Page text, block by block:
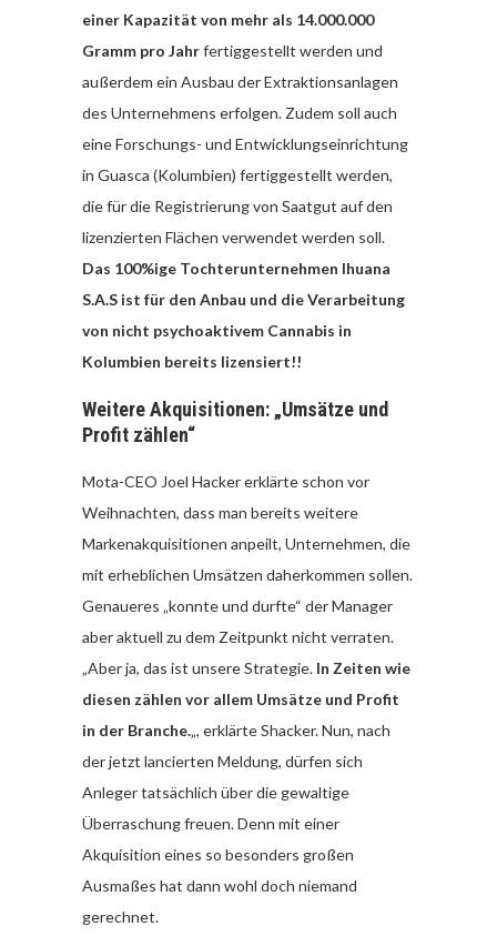
einer Kapazität von mehr als 14.000.000
Gramm pro Jahrfertiggestellt werden und
außerdem ein Ausbau der Extraktionsanlagen
des Unternehmens erfolgen. Zudem soll auch
eine Forschungs- und Entwicklungseinrichtung
in Guasca (Kolumbien) fertiggestellt werden,
die für die Registrierung von Saatgut auf den
lizenzierten Flächen verwendet werden soll.
Das 100%ige Tochterunternehmen Ihuana
S.A.S ist für den Anbau und die Verarbeitung
von nicht psychoaktivem Cannabis in
Kolumbien bereits lizensiert!!
Weitere Akquisitionen: „Umsätze und
Profit zählen“
Mota-CEO Joel Hacker erklärte schon vor
Weihnachten, dass man bereits weitere
Markenakquisitionen anpeilt, Unternehmen, die
mit erheblichen Umsätzen daherkommen sollen.
Genaueres „konnte und durfte“ der Manager
aber aktuell zu dem Zeitpunkt nicht verraten.
„Aber ja, das ist unsere Strategie. In Zeiten wie
diesen zählen vor allem Umsätze und Profit
in der Branche.„, erklärte Shacker. Nun, nach
der jetzt lancierten Meldung, dürfen sich
Anleger tatsächlich über die gewaltige
Überraschung freuen. Denn mit einer
Akquisition eines so besonders großen
Ausmaßes hat dann wohl doch niemand
gerechnet.